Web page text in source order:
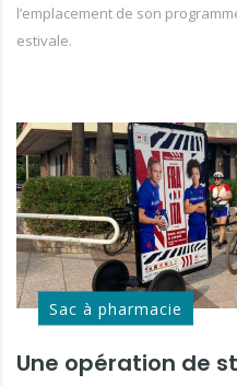
l’emplacement de son
estivale.
Sac à pharmacie
Une opération de